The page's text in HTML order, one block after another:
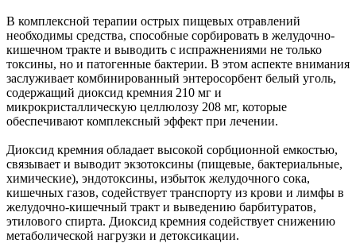
В комплексной терапии острых пищевых отравлений
необходимы средства, способные сорбировать в желудочно-
кишечном тракте и выводить с испражнениями не только
токсины, но и патогенные бактерии. В этом аспекте внимания
заслуживает комбинированный энтеросорбент белый уголь,
содержащий диоксид кремния 210 мг и
микрокристаллическую целлюлозу 208 мг, которые
обеспечивают комплексный эффект при лечении.
Диоксид кремния обладает высокой сорбционной емкостью,
связывает и выводит экзотоксины (пищевые, бактериальные,
химические), эндотоксины, избыток желудочного сока,
кишечных газов, содействует транспорту из крови и лимфы в
желудочно-кишечный тракт и выведению барбитуратов,
этилового спирта. Диоксид кремния содействует снижению
метаболической нагрузки и детоксикации.